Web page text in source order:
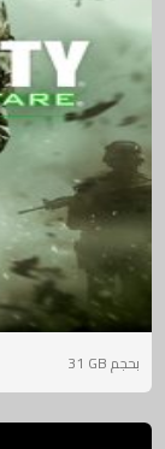
31 GB بحجم